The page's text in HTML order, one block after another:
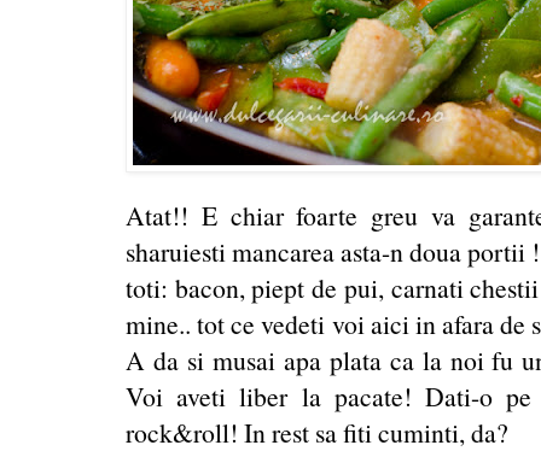
Atat!! E chiar foarte greu va
sharuiesti mancarea asta-n doua portii
toti: bacon, piept de pui, carnati
mine.. tot ce vedeti voi aici in afara de
A da si musai apa plata ca la noi fu
Voi aveti liber la pacate! Dati-o
rock&roll! In rest sa fiti cuminti, da?